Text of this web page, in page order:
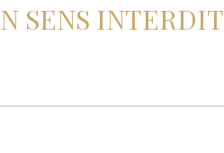
SENS INTERDIT